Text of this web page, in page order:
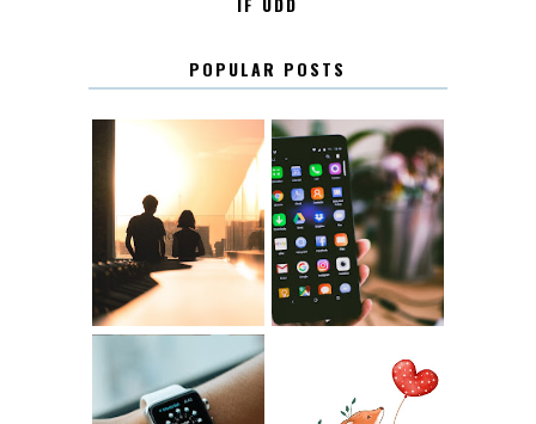
POPULAR POSTS
KONTAKT KONTAKTLISTA